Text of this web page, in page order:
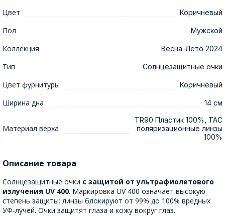
Цвет Коричневый
Пол Мужской
Коллекция Весна-Лето 2024
Тип Солнцезащитные очки
Цвет фурнитуры Коричневый
Ширина дна 14 см
Материал верха
TR90 Пластик 100%, TAC
поляризационные линзы
100%
Описание товара
Солнцезащитные очки с защитой от ультрафиолетового
излучения UV 400. Маркировка UV 400 означает высокую
степень защиты: линзы блокируют от 99% до 100% вредных
УФ-лучей. Очки защитят глаза и кожу вокруг глаз.